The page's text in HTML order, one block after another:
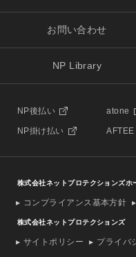
お問い合わせ
NP Library
NP後払い atone
NP掛け払い AFTEE
株式会社ネットプロテクションズホ
コンプライアンス基本方針
株式会社ネットプロテクションズ
サイトポリシー プライバ